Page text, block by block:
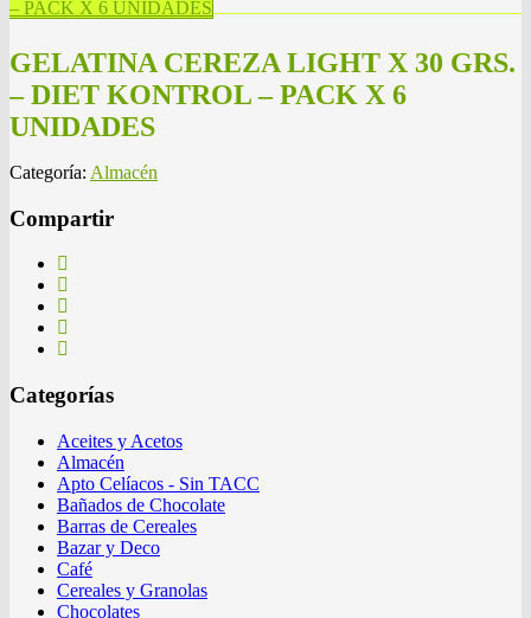
– PACK X 6 UNIDADES
GELATINA CEREZA LIGHT X 30 GRS.
– DIET KONTROL – PACK X 6
UNIDADES
Categoría: Almacén
Compartir
Categorías
Aceites y Acetos
Almacén
Apto Celíacos - Sin TACC
Bañados de Chocolate
Barras de Cereales
Bazar y Deco
Café
Cereales y Granolas
Chocolates